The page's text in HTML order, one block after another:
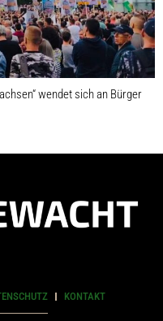
wendet sich an Bürger
KONTAKT